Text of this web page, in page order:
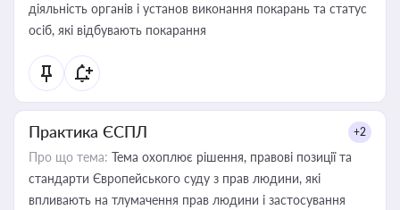
діяльність органів і установ виконання покарань та статус
осіб, які відбувають покарання
Практика ЄСПЛ +2
Про що тема: Тема охоплює рішення, правові позиції та
стандарти Європейського суду з прав людини, які
впливають на тлумачення прав людини і застосування